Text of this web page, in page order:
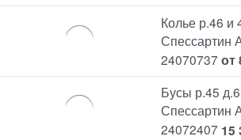
Колье р.46 и
Спессартин
24070737 от
Бусы р.45
Спессартин
24072407 15